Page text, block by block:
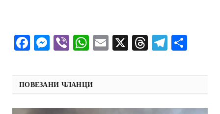
Facebook
Messenger
ViberWhatsApp
Email
X Threads
ПОВЕЗАНИ ЧЛАНЦИ